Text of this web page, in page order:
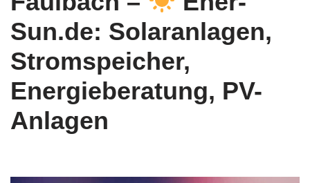
Sun.de: Solaranlagen,
Stromspeicher,
Energieberatung, PV-
Anlagen